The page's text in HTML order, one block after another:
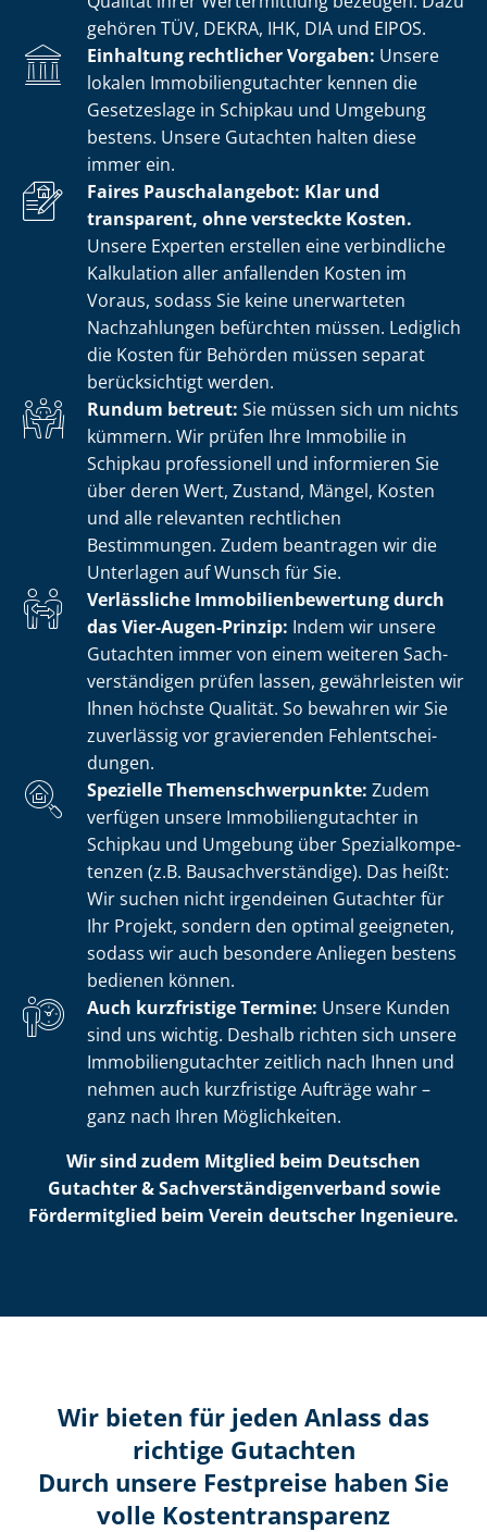
gehören TÜV, DEKRA, IHK, DIA und EIPOS.
Einhaltung rechtlicher Vorgaben: Unsere
lokalen Im­mo­bi­li­en­gut­ach­ter kennen die
Gesetzeslage in Schipkau und Umgebung
bestens. Unsere Gutachten halten diese
immer ein.
Faires Pauschalangebot: Klar und
transparent, ohne versteckte Kosten.
Unsere Experten erstellen eine verbindliche
Kalkulation aller anfallenden Kosten im
Voraus, sodass Sie keine unerwarteten
Nachzahlungen befürchten müssen. Lediglich
die Kosten für Behörden müssen separat
berücksichtigt werden.
Rundum betreut: Sie müssen sich um nichts
kümmern. Wir prüfen Ihre Immobilie in
Schipkau professionell und informieren Sie
über deren Wert, Zustand, Mängel, Kosten
und alle relevanten rechtlichen
Bestimmungen. Zudem beantragen wir die
Unterlagen auf Wunsch für Sie.
Verlässliche Im­mo­bi­li­en­be­wer­tung durch
das Vier-Augen-Prinzip: Indem wir unsere
Gutachten immer von einem weiteren Sach­
ver­stän­di­gen prüfen lassen, gewährleisten wir
Ihnen höchste Qualität. So bewahren wir Sie
zuverlässig vor gravierenden Fehl­ent­schei­
dun­gen.
Spezielle The­men­schwer­punk­te: Zudem
verfügen unsere Im­mo­bi­li­en­gut­ach­ter in
Schipkau und Umgebung über Spe­zi­al­kom­pe­
ten­zen (z.B. Bau­sach­ver­stän­di­ge). Das heißt:
Wir suchen nicht irgendeinen Gutachter für
Ihr Projekt, sondern den optimal geeigneten,
sodass wir auch besondere Anliegen bestens
bedienen können.
Auch kurzfristige Termine: Unsere Kunden
sind uns wichtig. Deshalb richten sich unsere
Im­mo­bi­li­en­gut­ach­ter zeitlich nach Ihnen und
nehmen auch kurzfristige Aufträge wahr –
ganz nach Ihren Möglichkeiten.
Wir sind zudem Mitglied beim Deutschen
Gutachter & Sach­ver­stän­di­gen­ver­band sowie
Fördermitglied beim Verein deutscher Ingenieure.
Wir bieten für jeden Anlass das
richtige Gutachten
Durch unsere Festpreise haben Sie
volle Kosten­transparenz